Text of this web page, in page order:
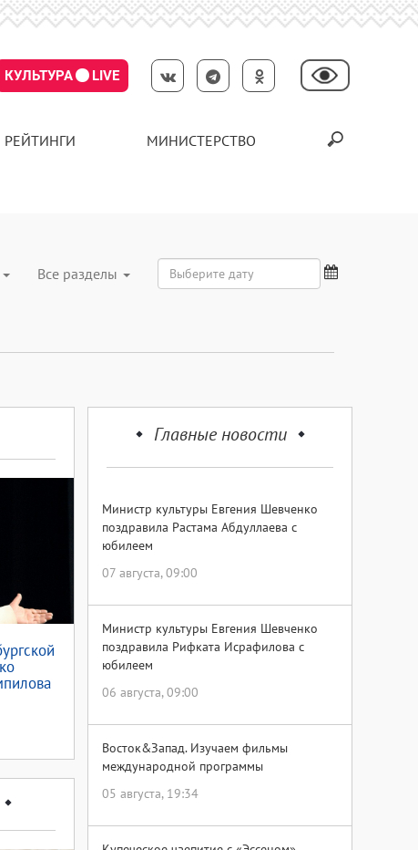
КУЛЬТУРА LIVE
РЕЙТИНГИ МИНИСТЕРСТВО
Все разделы
Главные новости
Министр культуры Евгения Шевченко
поздравила Растама Абдуллаева с
юбилеем
07 августа, 09:00
Министр культуры Евгения Шевченко
поздравила Рифката Исрафилова с
юбилеем
06 августа, 09:00
Восток&Запад. Изучаем фильмы
международной программы
05 августа, 19:34